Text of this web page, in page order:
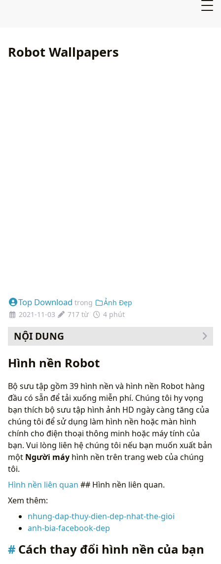
Robot Wallpapers
Top Download trong
Ảnh Đẹp
2021-11-03
717 từ 4 phút
NỘI DUNG
Hình nền Robot
Bộ sưu tập gồm 39 hình nền và hình nền Robot hàng
đầu có sẵn để tải xuống miễn phí. Chúng tôi hy vọng
bạn thích bộ sưu tập hình ảnh HD ngày càng tăng của
chúng tôi để sử dụng làm hình nền hoặc màn hình
chính cho điện thoại thông minh hoặc máy tính của
bạn. Vui lòng liên hệ chúng tôi nếu bạn muốn xuất bản
một Người máy hình nền trên trang web của chúng
tôi.
Hình nền liên quan ## Hình nền liên quan.
Xem thêm:
nhung-dap-thuy-dien-dep-nhat-the-gioi
anh-bia-facebook-dep
Cách thay đổi hình nền của bạn